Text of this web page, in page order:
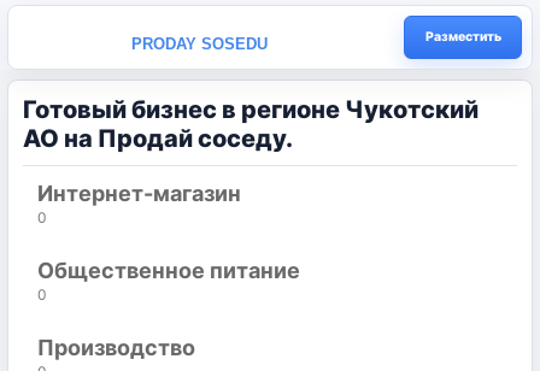
PRODAY SOSEDU Разместить
Готовый бизнес в регионе Чукотский
АО на Продай соседу.
Интернет-магазин
0
Общественное питание
0
Производство